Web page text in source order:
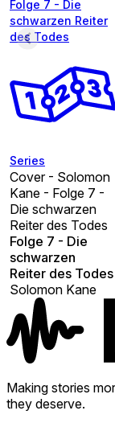
Folge 7 - Die
schwarzen Reiter
des Todes
Series
Cover - Solomon
Kane - Folge 7 -
Die schwarzen
Reiter des Todes
Folge 7 - Die
schwarzen
Reiter des Todes
Solomon Kane
Making stories
they deserve.